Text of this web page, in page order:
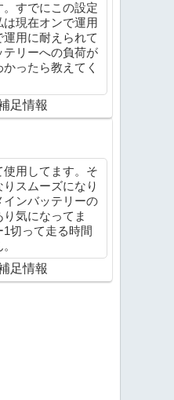
すでにこの設定
現在オンで運用
用に耐えられて
リーへの負荷が
ったら教えてく
足情報
用してます。そ
スムーズになり
インバッテリーの
気になってま
切って走る時間
足情報